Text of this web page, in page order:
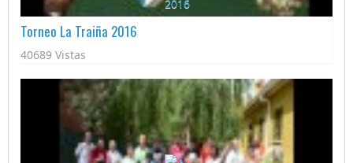
Torneo La Traiña 2016
40689 Vistas